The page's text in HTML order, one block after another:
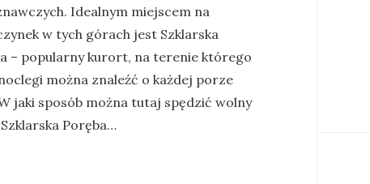
Idealnym miejscem na
w tych górach jest Szklarska
– popularny kurort, na terenie którego
można znaleźć o każdej porze
jaki sposób można tutaj spędzić wolny
Poręba…